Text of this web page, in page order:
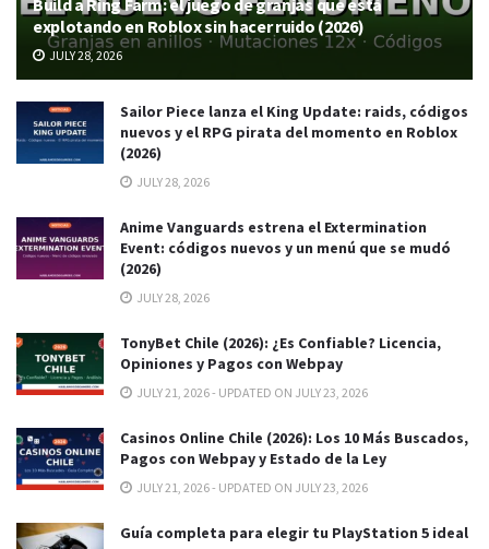
explotando en Roblox sin hacer ruido (2026)
JULY 28, 2026
Sailor Piece lanza el King Update: raids, códigos
nuevos y el RPG pirata del momento en Roblox
(2026)
JULY 28, 2026
Anime Vanguards estrena el Extermination
Event: códigos nuevos y un menú que se mudó
(2026)
JULY 28, 2026
TonyBet Chile (2026): ¿Es Confiable? Licencia,
Opiniones y Pagos con Webpay
JULY 21, 2026 - UPDATED ON JULY 23, 2026
Casinos Online Chile (2026): Los 10 Más Buscados,
Pagos con Webpay y Estado de la Ley
JULY 21, 2026 - UPDATED ON JULY 23, 2026
Guía completa para elegir tu PlayStation 5 ideal